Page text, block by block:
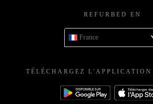
REFURBED EN
France
TÉLÉCHARGEZ L'APPLICATION